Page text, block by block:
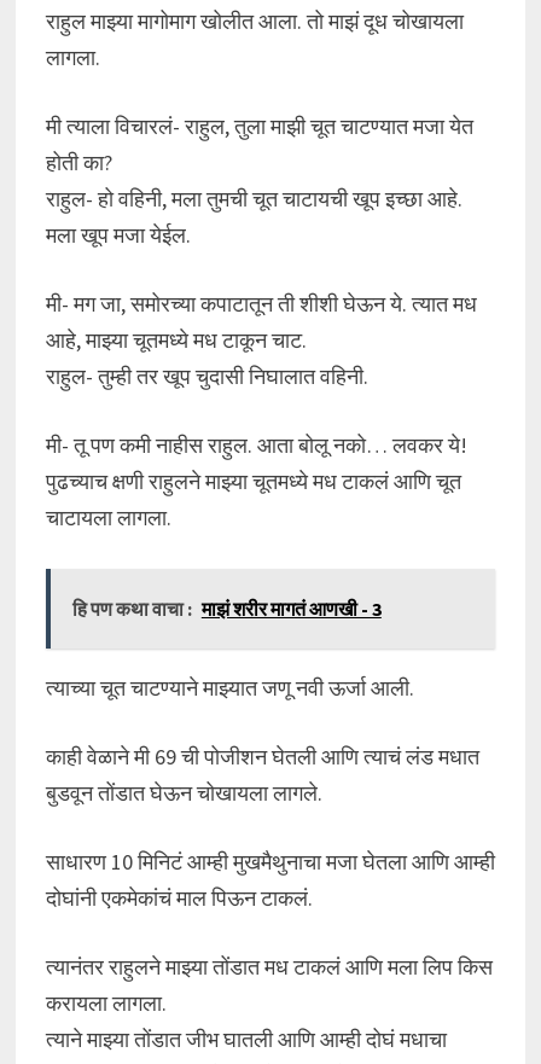
राहुल माझ्या मागोमाग खोलीत आला. तो माझं दूध चोखायला
लागला.
मी त्याला विचारलं- राहुल, तुला माझी चूत चाटण्यात मजा येत
होती का?
राहुल- हो वहिनी, मला तुमची चूत चाटायची खूप इच्छा आहे.
मला खूप मजा येईल.
मी- मग जा, समोरच्या कपाटातून ती शीशी घेऊन ये. त्यात मध
आहे, माझ्या चूतमध्ये मध टाकून चाट.
राहुल- तुम्ही तर खूप चुदासी निघालात वहिनी.
मी- तू पण कमी नाहीस राहुल. आता बोलू नको… लवकर ये!
पुढच्याच क्षणी राहुलने माझ्या चूतमध्ये मध टाकलं आणि चूत
चाटायला लागला.
हि पण कथा वाचा : माझं शरीर मागतं आणखी - 3
त्याच्या चूत चाटण्याने माझ्यात जणू नवी ऊर्जा आली.
काही वेळाने मी 69 ची पोजीशन घेतली आणि त्याचं लंड मधात
बुडवून तोंडात घेऊन चोखायला लागले.
साधारण 10 मिनिटं आम्ही मुखमैथुनाचा मजा घेतला आणि आम्ही
दोघांनी एकमेकांचं माल पिऊन टाकलं.
त्यानंतर राहुलने माझ्या तोंडात मध टाकलं आणि मला लिप किस
करायला लागला.
त्याने माझ्या तोंडात जीभ घातली आणि आम्ही दोघं मधाचा